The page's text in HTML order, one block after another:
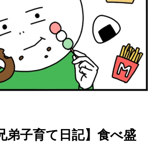
弟子育て日記】食べ盛